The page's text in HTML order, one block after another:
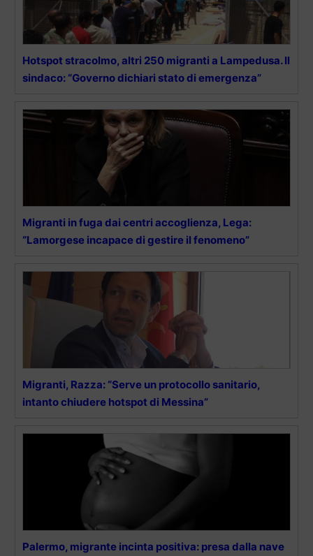
Hotspot stracolmo, altri 250 migranti a Lampedusa. Il
sindaco: “Governo dichiari stato di emergenza”
Migranti in fuga dai centri accoglienza, Lega:
“Lamorgese incapace di gestire il fenomeno”
Migranti, Razza: “Serve un protocollo sanitario,
intanto chiudere hotspot di Messina”
Palermo, migrante incinta positiva: presa dalla nave